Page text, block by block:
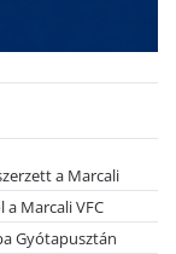
a Marcali
Marcali VFC
Gyótapusztán